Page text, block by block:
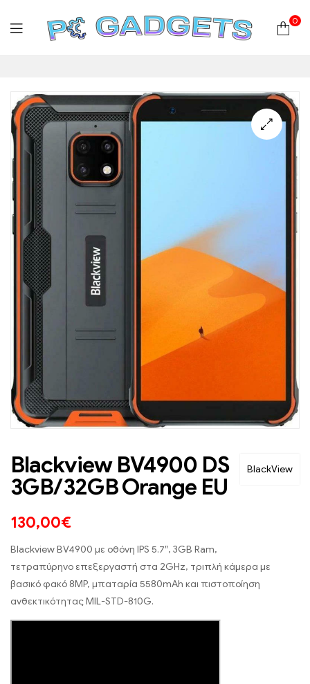
Gadgets
Plus
Hardware
|
Αναλώσιμα
0
BlackView
Blackview BV4900 DS
3GB/32GB Orange EU
130,00€
Blackview BV4900 με οθόνη IPS 5.7″, 3GB Ram,
τετραπύρηνο επεξεργαστή στα 2GHz, τριπλή κάμερα με
βασικό φακό 8MP, μπαταρία 5580mAh και πιστοποίηση
ανθεκτικότητας MIL-STD-810G.